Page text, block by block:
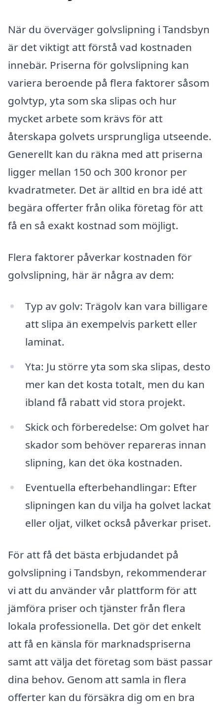
När du överväger golvslipning i Tandsbyn
är det viktigt att förstå vad kostnaden
innebär. Priserna för golvslipning kan
variera beroende på flera faktorer såsom
golvtyp, yta som ska slipas och hur
mycket arbete som krävs för att
återskapa golvets ursprungliga utseende.
Generellt kan du räkna med att priserna
ligger mellan 150 och 300 kronor per
kvadratmeter. Det är alltid en bra idé att
begära offerter från olika företag för att
få en så exakt kostnad som möjligt.
Flera faktorer påverkar kostnaden för
golvslipning, här är några av dem:
Typ av golv: Trägolv kan vara billigare
att slipa än exempelvis parkett eller
laminat.
Yta: Ju större yta som ska slipas, desto
mer kan det kosta totalt, men du kan
ibland få rabatt vid stora projekt.
Skick och förberedelse: Om golvet har
skador som behöver repareras innan
slipning, kan det öka kostnaden.
Eventuella efterbehandlingar: Efter
slipningen kan du vilja ha golvet lackat
eller oljat, vilket också påverkar priset.
För att få det bästa erbjudandet på
golvslipning i Tandsbyn, rekommenderar
vi att du använder vår plattform för att
jämföra priser och tjänster från flera
lokala professionella. Det gör det enkelt
att få en känsla för marknadspriserna
samt att välja det företag som bäst passar
dina behov. Genom att samla in flera
offerter kan du försäkra dig om en bra